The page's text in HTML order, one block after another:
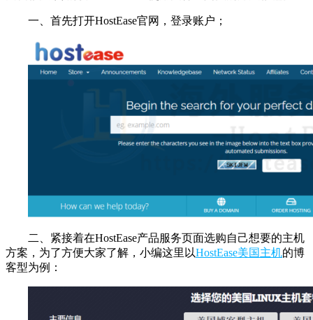
一、首先打开HostEase官网，登录账户；
二、紧接着在HostEase产品服务页面选购自己想要的主机
方案，为了方便大家了解，小编这里以HostEase美国主机的博
客型为例：